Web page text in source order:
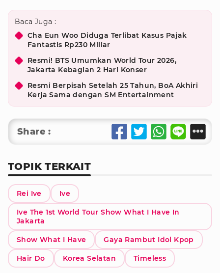
Baca Juga :
Cha Eun Woo Diduga Terlibat Kasus Pajak
Fantastis Rp230 Miliar
Resmi! BTS Umumkan World Tour 2026,
Jakarta Kebagian 2 Hari Konser
Resmi Berpisah Setelah 25 Tahun, BoA Akhiri
Kerja Sama dengan SM Entertainment
Share :
TOPIK TERKAIT
Rei Ive Ive
Ive The 1st World Tour Show What I Have In
Jakarta
Show What I Have Gaya Rambut Idol Kpop
Hair Do Korea Selatan Timeless